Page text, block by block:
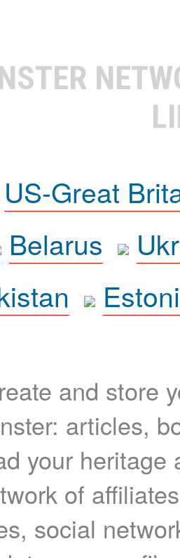
US-Great
Belarus
and store
articles,
your heritage
of
social